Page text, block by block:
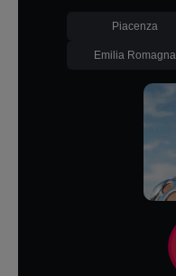
Piacenza
Emilia Romagna